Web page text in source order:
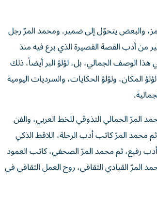
والبعض يتحوّل إلى ضمير. ومحمد المرّ رجل
من أدب القصة القصيرة الذي برع فيه منذ
هذا الوصف الجمالي، بل، لؤلؤ البر أيضاً، ذلك
المكان، ولؤلؤ الحكايات، والسرديات اليومية
الجمالي التذوقي للخط العربي، والفن
محمد المرّ كاتب أدب الرحلة، اللاقط الذكي
رفيع، ثم محمد المرّ الصحفي، كاتب العمود
المرّ القيادي الثقافي، روح العمل الثقافي في